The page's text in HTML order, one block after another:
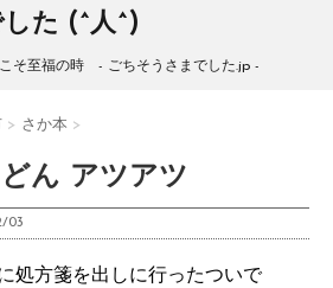
た (^人^)
そ至福の時 - ごちそうさまでした.jp -
> さか本 >
ん アツアツ
03
処方箋を出しに行ったついで